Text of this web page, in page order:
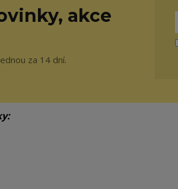
akce
za 14 dní.